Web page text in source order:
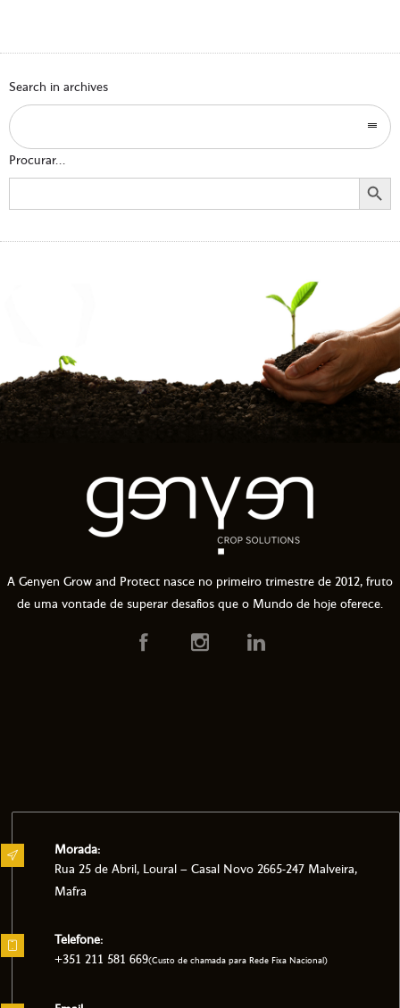
Search in archives
Procurar...
Search
Search Button
A Genyen Grow and Protect nasce no primeiro trimestre de 2012, fruto
de uma vontade de superar desafios que o Mundo de hoje oferece.
Morada:
Rua 25 de Abril, Loural – Casal Novo 2665-247 Malveira,
Mafra
Telefone:
+351 211 581 669(Custo de chamada para Rede Fixa Nacional)